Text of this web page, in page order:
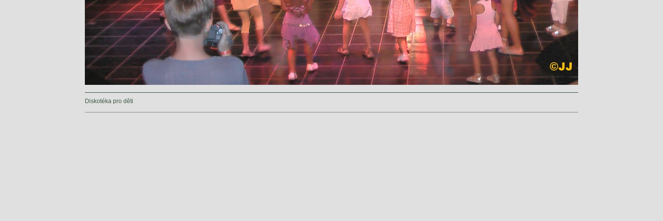
Diskotéka pro děti